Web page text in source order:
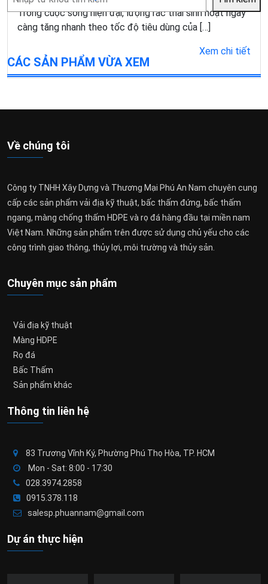
Trong cuộc sống hiện đại, lượng rác thải sinh hoạt ngày
càng tăng nhanh theo tốc độ tiêu dùng của […]
Xem chi tiết
kiếm
CÁC SẢN PHẨM VỪA XEM
Về chúng tôi
Công ty TNHH Xây Dựng và Thương Mại Phú An Nam chuyên cung
cấp các sản phẩm vải địa kỹ thuật, bấc thấm đứng, bấc thấm
ngang, màng chống thấm HDPE và rọ đá hàng đầu tại miền nam
Việt Nam. Những sản phẩm trên được sử dụng chủ yếu cho các
công trình giao thông, thủy lợi, môi trường và thủy sản.
Chuyên mục sản phẩm
Vải địa kỹ thuật
Màng HDPE
Rọ đá
Bấc Thấm
Sản phẩm khác
Thông tin liên hệ
83 Trương Vĩnh Ký, Phường Phú Thọ Hòa, TP. HCM
Mon - Sat: 8:00 - 17:30
028.3974.2858
0915.378.118
salesp.phuannam@gmail.com
Dự án thực hiện